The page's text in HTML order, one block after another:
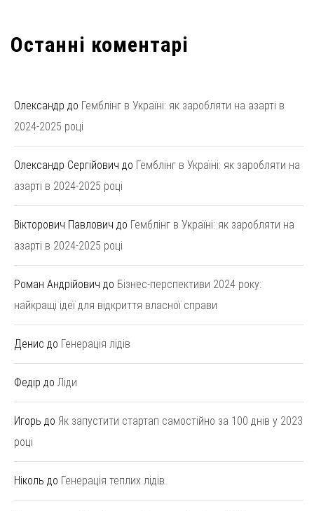
Останні коментарі
Олександр до Гемблінг в Україні: як заробляти на азарті в
2024-2025 році
Олександр Сергійович до Гемблінг в Україні: як заробляти на
азарті в 2024-2025 році
Вікторович Павлович до Гемблінг в Україні: як заробляти на
азарті в 2024-2025 році
Роман Андрійович до Бізнес-перспективи 2024 року:
найкращі ідеї для відкриття власної справи
Денис до Генерація лідів
Федір до Ліди
Игорь до Як запустити стартап самостійно за 100 днів у 2023
році
Ніколь до Генерація теплих лідів